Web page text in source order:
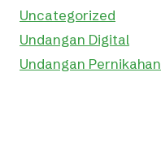
Uncategorized
Undangan Digital
Undangan Pernikahan